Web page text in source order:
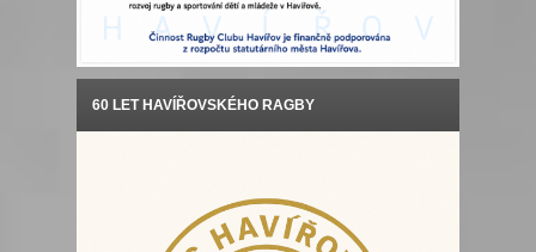
60 LET HAVÍŘOVSKÉHO RAGBY